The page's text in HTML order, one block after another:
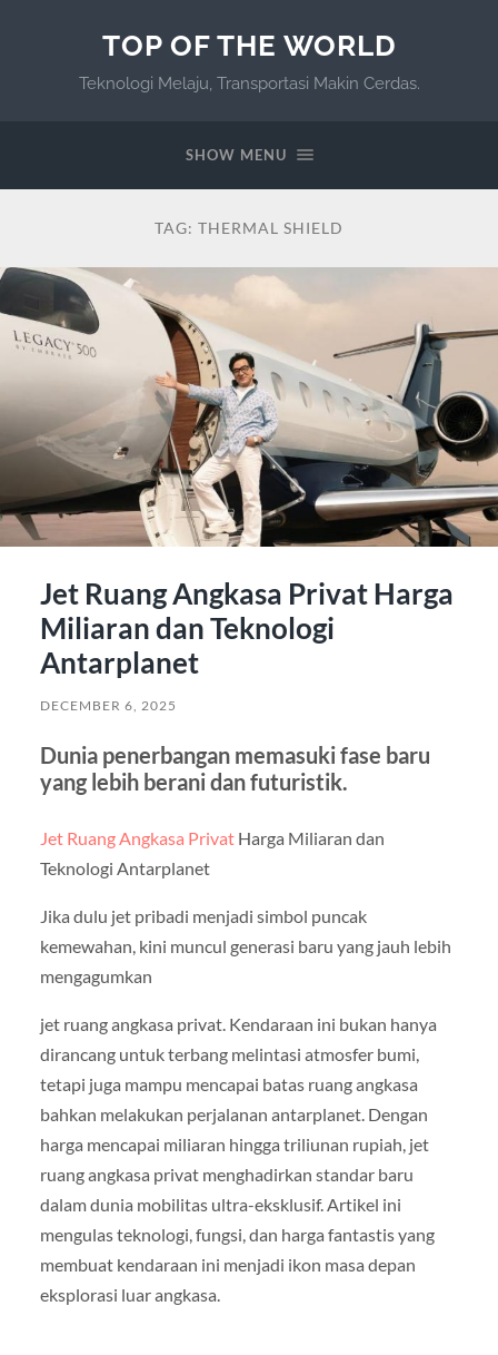
TOP OF THE WORLD
Teknologi Melaju, Transportasi Makin Cerdas.
SHOW MENU
TAG: THERMAL SHIELD
Jet Ruang Angkasa Privat Harga
Miliaran dan Teknologi
Antarplanet
DECEMBER 6, 2025
Dunia penerbangan memasuki fase baru
yang lebih berani dan futuristik.
Jet Ruang Angkasa PrivatHarga Miliaran dan
Teknologi Antarplanet
Jika dulu jet pribadi menjadi simbol puncak
kemewahan, kini muncul generasi baru yang jauh lebih
mengagumkan
jet ruang angkasa privat. Kendaraan ini bukan hanya
dirancang untuk terbang melintasi atmosfer bumi,
tetapi juga mampu mencapai batas ruang angkasa
bahkan melakukan perjalanan antarplanet. Dengan
harga mencapai miliaran hingga triliunan rupiah, jet
ruang angkasa privat menghadirkan standar baru
dalam dunia mobilitas ultra-eksklusif. Artikel ini
mengulas teknologi, fungsi, dan harga fantastis yang
membuat kendaraan ini menjadi ikon masa depan
eksplorasi luar angkasa.